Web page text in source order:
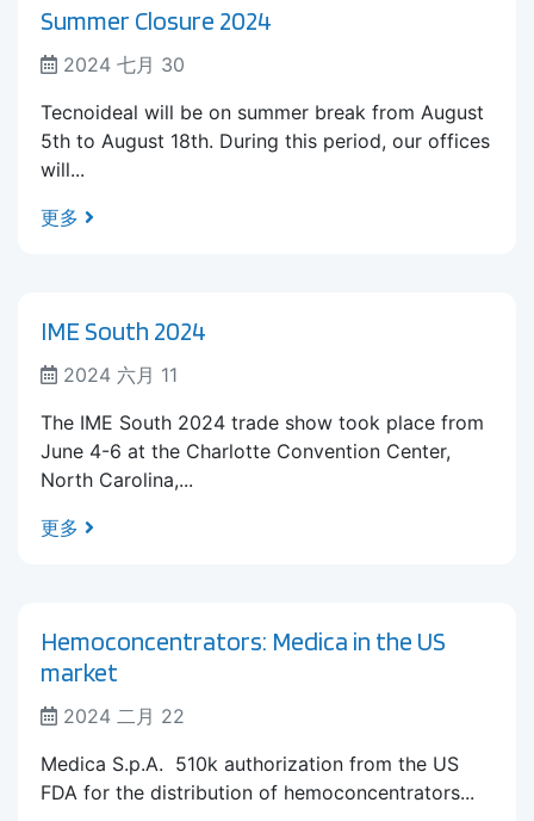
Summer Closure 2024
2024 七月 30
Tecnoideal will be on summer break from August
5th to August 18th. During this period, our offices
will...
更多
IME South 2024
2024 六月 11
The IME South 2024 trade show took place from
June 4-6 at the Charlotte Convention Center,
North Carolina,...
更多
Hemoconcentrators: Medica in the US
market
2024 二月 22
Medica S.p.A. 510k authorization from the US
FDA for the distribution of hemoconcentrators...